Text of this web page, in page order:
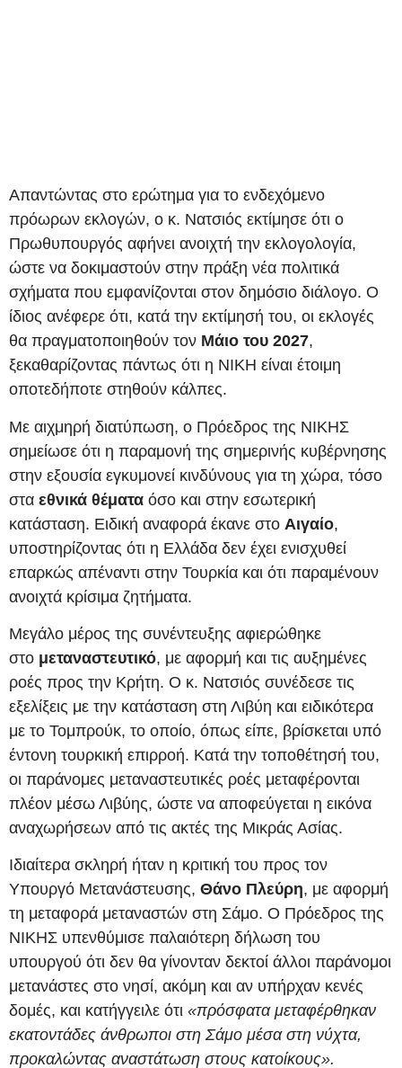
Απαντώντας στο ερώτημα για το ενδεχόμενο
πρόωρων εκλογών, ο κ. Νατσιός εκτίμησε ότι ο
Πρωθυπουργός αφήνει ανοιχτή την εκλογολογία,
ώστε να δοκιμαστούν στην πράξη νέα πολιτικά
σχήματα που εμφανίζονται στον δημόσιο διάλογο. Ο
ίδιος ανέφερε ότι, κατά την εκτίμησή του, οι εκλογές
θα πραγματοποιηθούν τον Μάιο του 2027,
ξεκαθαρίζοντας πάντως ότι η ΝΙΚΗ είναι έτοιμη
οποτεδήποτε στηθούν κάλπες.
Με αιχμηρή διατύπωση, ο Πρόεδρος της ΝΙΚΗΣ
σημείωσε ότι η παραμονή της σημερινής κυβέρνησης
στην εξουσία εγκυμονεί κινδύνους για τη χώρα, τόσο
στα εθνικά θέματα όσο και στην εσωτερική
κατάσταση. Ειδική αναφορά έκανε στο Αιγαίο,
υποστηρίζοντας ότι η Ελλάδα δεν έχει ενισχυθεί
επαρκώς απέναντι στην Τουρκία και ότι παραμένουν
ανοιχτά κρίσιμα ζητήματα.
Μεγάλο μέρος της συνέντευξης αφιερώθηκε
στο μεταναστευτικό, με αφορμή και τις αυξημένες
ροές προς την Κρήτη. Ο κ. Νατσιός συνέδεσε τις
εξελίξεις με την κατάσταση στη Λιβύη και ειδικότερα
με το Τομπρούκ, το οποίο, όπως είπε, βρίσκεται υπό
έντονη τουρκική επιρροή. Κατά την τοποθέτησή του,
οι παράνομες μεταναστευτικές ροές μεταφέρονται
πλέον μέσω Λιβύης, ώστε να αποφεύγεται η εικόνα
αναχωρήσεων από τις ακτές της Μικράς Ασίας.
Ιδιαίτερα σκληρή ήταν η κριτική του προς τον
Υπουργό Μετανάστευσης, Θάνο Πλεύρη, με αφορμή
τη μεταφορά μεταναστών στη Σάμο. Ο Πρόεδρος της
ΝΙΚΗΣ υπενθύμισε παλαιότερη δήλωση του
υπουργού ότι δεν θα γίνονταν δεκτοί άλλοι παράνομοι
μετανάστες στο νησί, ακόμη και αν υπήρχαν κενές
δομές, και κατήγγειλε ότι «πρόσφατα μεταφέρθηκαν
εκατοντάδες άνθρωποι στη Σάμο μέσα στη νύχτα,
προκαλώντας αναστάτωση στους κατοίκους».